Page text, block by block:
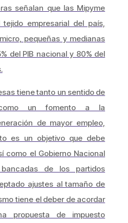
señalan que las Mipyme
empresarial del país,
pequeñas y medianas
del PIB nacional y 80% del
tiene tanto un sentido de
como un fomento a la
de mayor empleo,
es un objetivo que debe
como el Gobierno Nacional
de los partidos
ajustes al tamaño de
tiene el deber de acordar
propuesta de impuesto